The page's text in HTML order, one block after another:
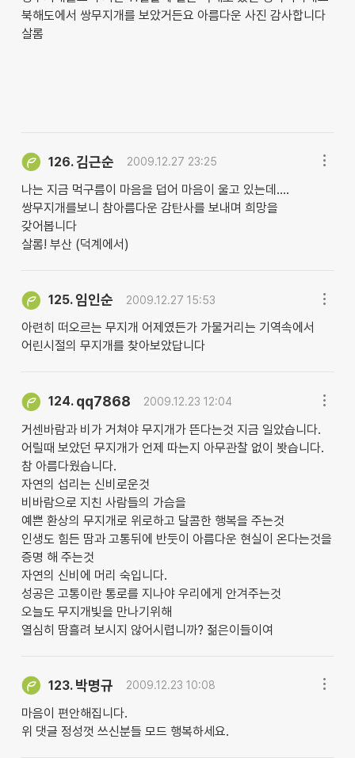
북해도에서 쌍무지개를 보았거든요 아름다운 사진 감사합니다
살롬
126.김근순 2009.12.27 23:25
나는 지금 먹구름이 마음을 덥어 마음이 울고 있는데....
쌍무지개를보니 참아름다운 감탄사를 보내며 희망을
갖어봅니다
살롬! 부산 (덕계에서)
125. 임인순 2009.12.27 15:53
아련히 떠오르는 무지개 어제였든가 가물거리는 기역속에서
어린시절의 무지개를 찾아보았답니다
124. qq7868 2009.12.23 12:04
거센바람과 비가 거쳐야 무지개가 뜬다는것 지금 일았습니다.
어릴때 보았던 무지개가 언제 따는지 아무관찰 없이 봣습니다.
참 아름다웠습니다.
자연의 섭리는 신비로운것
비바람으로 지친 사람들의 가슴을
예쁜 환상의 무지개로 위로하고 달콤한 행복을 주는것
인생도 힘든 땀과 고통뒤에 반둣이 아름다운 현실이 온다는것을
증명 해 주는것
자연의 신비에 머리 숙입니다.
성공은 고통이란 통로를 지나야 우리에게 안겨주는것
오늘도 무지개빛을 만나기위해
열심히 땀흘려 보시지 않어시렵니까? 젊은이들이여
123. 박명규 2009.12.23 10:08
마음이 편안해집니다.
위 댓글 정성껏 쓰신분들 모드 행복하세요.